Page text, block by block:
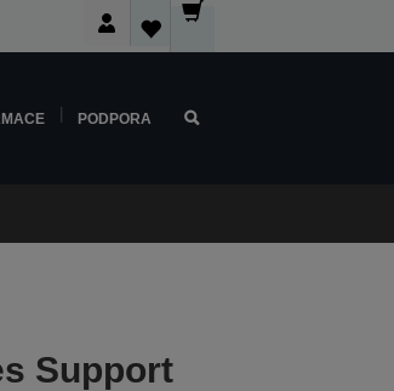
PODPORA
Support